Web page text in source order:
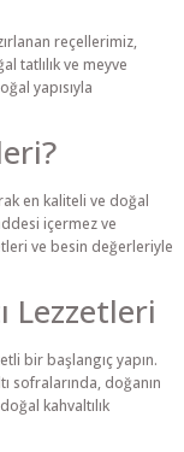
reçellerimiz,
tatlılık ve meyve
yapısıyla
en kaliteli ve doğal
içermez ve
ve besin değerleriyle
Lezzetleri
bir başlangıç yapın.
sofralarında, doğanın
kahvaltılık